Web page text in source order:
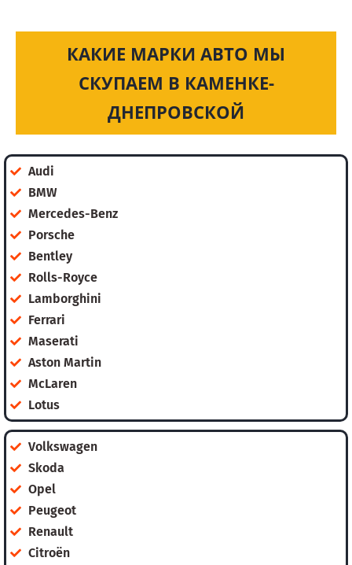
КАКИЕ МАРКИ АВТО МЫ
СКУПАЕМ В КАМЕНКЕ-
ДНЕПРОВСКОЙ
Audi
BMW
Mercedes-Benz
Porsche
Bentley
Rolls-Royce
Lamborghini
Ferrari
Maserati
Aston Martin
McLaren
Lotus
Volkswagen
Skoda
Opel
Peugeot
Renault
Citroën